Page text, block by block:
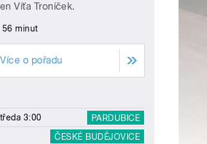
Víťa Troníček.
56 minut
Více o pořadu
3:00
PARDUBICE
ČESKÉ BUDĚJOVICE